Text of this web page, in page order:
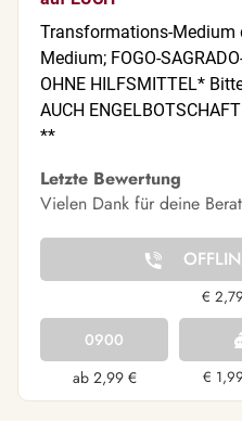
Transformations-Medium
Medium; FOGO-
OHNE HILFSMITTEL*
AUCH
**
Letzte Bewertung
Vielen Dank für deine
€
0900
ab 2,99 €
€